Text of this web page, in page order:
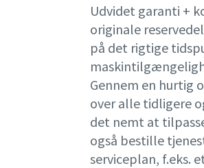
Udvidet garanti +
originale
på det rigtige
Gennem en hurtig
over alle tidligere
det nemt at
også bestille
serviceplan, f.eks.